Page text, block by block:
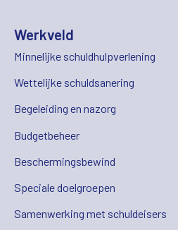
Werkveld
Minnelijke schuldhulpverlening
Wettelijke schuldsanering
Begeleiding en nazorg
Budgetbeheer
Beschermingsbewind
Speciale doelgroepen
Samenwerking met schuldeisers